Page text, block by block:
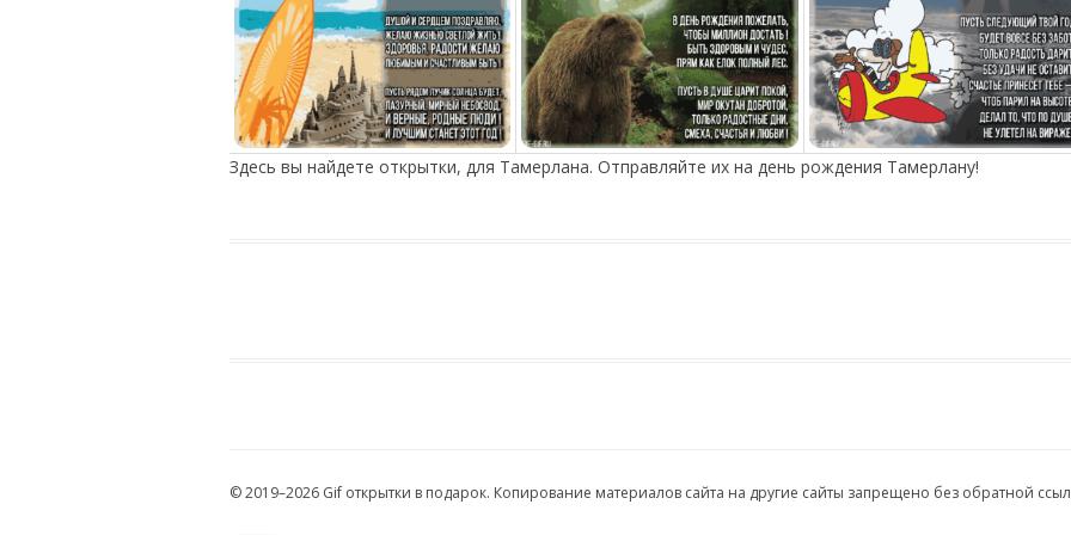
Здесь вы найдете открытки, для Тамерлана. Отправляйте их на день рождения Тамерлану!
© 2019–2026 Gif открытки в подарок. Копирование материалов сайта на другие сайты запрещено без обратной